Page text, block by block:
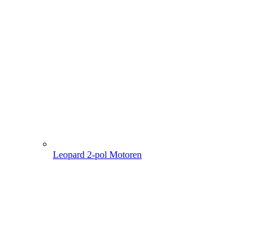
Leopard 2-pol Motoren